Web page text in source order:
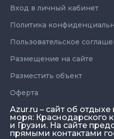
Azur.ru – сайт об
моря: Краснодарского
и Грузии. На сайте
прямыми контактами
Вход в личный кабинет
Политика
Пользовательское
Размещение на сайте
Разместить объект
Оферта